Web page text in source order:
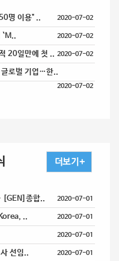
명 이용" .. 2020-07-02
`M.. 2020-07-02
20일만에 첫 .. 2020-07-02
로벌 기업…한..
2020-07-02
[GEN]종합.. 2020-07-01
.. 2020-07-01
2020-07-01
선임.. 2020-07-01